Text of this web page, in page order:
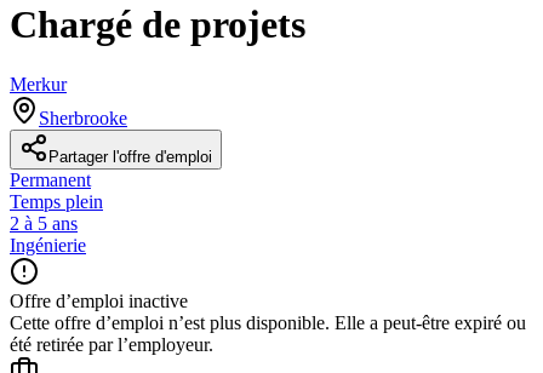
Chargé de projets
Merkur
Sherbrooke
Partager l'offre d'emploi
Permanent
Temps plein
2 à 5 ans
Ingénierie
Offre d’emploi inactive
Cette offre d’emploi n’est plus disponible. Elle a peut-être expiré ou
été retirée par l’employeur.